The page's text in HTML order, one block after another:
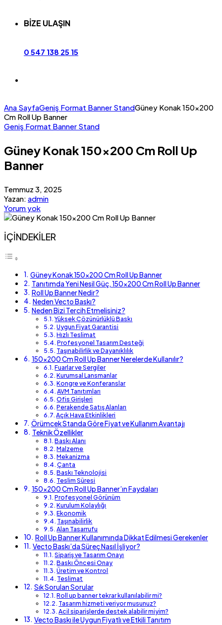
BİZE ULAŞIN
0 547 138 25 15
Ana SayfaGeniş Format Banner StandGüney Konak 150×200
Cm Roll Up Banner
Geniş Format Banner Stand
Güney Konak 150×200 Cm Roll Up
Banner
Temmuz 3, 2025
Yazan: admin
Yorum yok
İÇİNDEKİLER
Güney Konak 150×200 Cm Roll Up Banner
Tanıtımda Yeni Nesil Güç, 150×200 Cm Roll Up Banner
Roll Up Banner Nedir?
Neden Vecto Baskı?
Neden Bizi Tercih Etmelisiniz?
Yüksek Çözünürlüklü Baskı
Uygun Fiyat Garantisi
Hızlı Teslimat
Profesyonel Tasarım Desteği
Taşınabilirlik ve Dayanıklılık
150×200 Cm Roll Up Banner Nerelerde Kullanılır?
Fuarlar ve Sergiler
Kurumsal Lansmanlar
Kongre ve Konferanslar
AVM Tanıtımları
Ofis Girişleri
Perakende Satış Alanları
Açık Hava Etkinlikleri
Örümcek Standa Göre Fiyat ve Kullanım Avantajı
Teknik Özellikler
Baskı Alanı
Malzeme
Mekanizma
Çanta
Baskı Teknolojisi
Teslim Süresi
150×200 Cm Roll Up Banner’ın Faydaları
Profesyonel Görünüm
Kurulum Kolaylığı
Ekonomik
Taşınabilirlik
Alan Tasarrufu
Roll Up Banner Kullanımında Dikkat Edilmesi Gerekenler
Vecto Baskı’da Süreç Nasıl İşliyor?
Sipariş ve Tasarım Onayı
Baskı Öncesi Onay
Üretim ve Kontrol
Teslimat
Sık Sorulan Sorular
Roll up banner tekrar kullanılabilir mi?
Tasarım hizmeti veriyor musunuz?
Acil siparişlerde destek alabilir miyim?
Vecto Baskı ile Uygun Fiyatlı ve Etkili Tanıtım